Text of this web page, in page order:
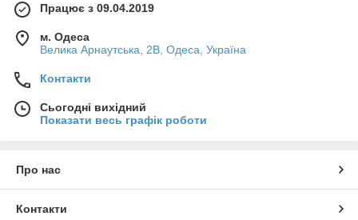
Працює з 09.04.2019
м. Одеса
Велика Арнаутська, 2В, Одеса, Україна
Контакти
Сьогодні вихідний
Показати весь графік роботи
Про нас
Контакти